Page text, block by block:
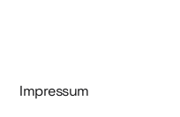
Impressum